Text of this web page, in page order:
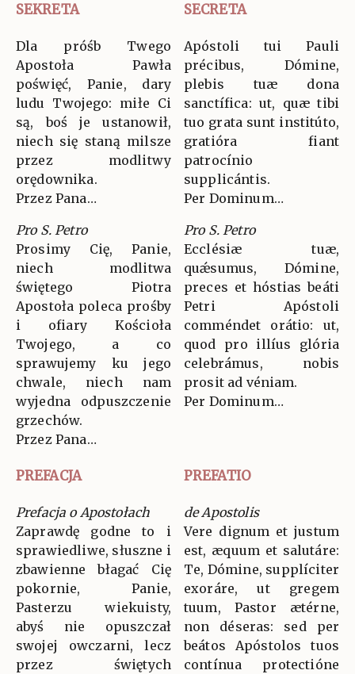
SEKRETA SECRETA
Dla próśb Twego
Apostoła Pawła
poświęć, Panie, dary
ludu Twojego: miłe Ci
są, boś je ustanowił,
niech się staną milsze
przez modlitwy
orędownika.
Przez Pana…
Pro S. Petro
Prosimy Cię, Panie,
niech modlitwa
świętego Piotra
Apostoła poleca prośby
i ofiary Kościoła
Twojego, a co
sprawujemy ku jego
chwale, niech nam
wyjedna odpuszczenie
grzechów.
Przez Pana…
Apóstoli tui Pauli
précibus, Dómine,
plebis tuæ dona
sanctífica: ut, quæ tibi
tuo grata sunt institúto,
gratióra fiant
patrocínio
supplicántis.
Per Dominum…
Pro S. Petro
Ecclésiæ tuæ,
quǽsumus, Dómine,
preces et hóstias beáti
Petri Apóstoli
comméndet orátio: ut,
quod pro illíus glória
celebrámus, nobis
prosit ad véniam.
Per Dominum…
PREFACJA PREFATIO
Prefacja o Apostołach
Zaprawdę godne to i
sprawiedliwe, słuszne i
zbawienne błagać Cię
pokornie, Panie,
Pasterzu wiekuisty,
abyś nie opuszczał
swojej owczarni, lecz
przez świętych
de Apostolis
Vere dignum et justum
est, æquum et salutáre:
Te, Dómine, supplíciter
exoráre, ut gregem
tuum, Pastor ætérne,
non déseras: sed per
beátos Apóstolos tuos
contínua protectióne